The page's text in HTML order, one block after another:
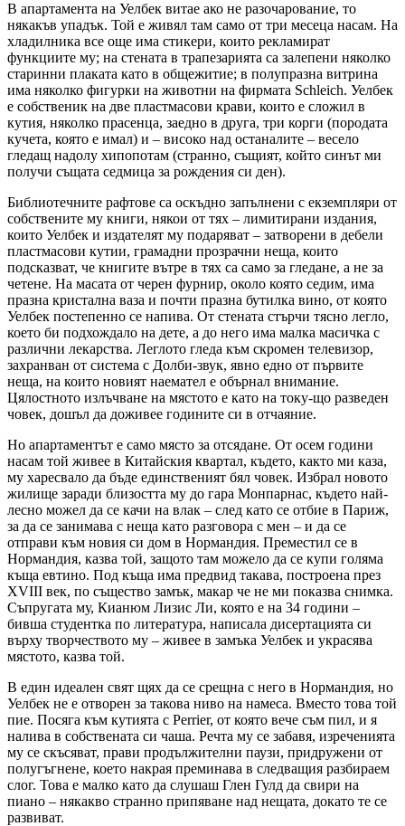
В апартамента на Уелбек витае ако не разочарование, то
някакъв упадък. Той е живял там само от три месеца насам. На
хладилника все още има стикери, които рекламират
функциите му; на стената в трапезарията са залепени няколко
старинни плаката като в общежитие; в полупразна витрина
има няколко фигурки на животни на фирмата Schleich. Уелбек
е собственик на две пластмасови крави, които е сложил в
кутия, няколко прасенца, заедно в друга, три корги (породата
кучета, която е имал) и – високо над останалите – весело
гледащ надолу хипопотам (странно, същият, който синът ми
получи същата седмица за рождения си ден).
Библиотечните рафтове са оскъдно запълнени с екземпляри от
собствените му книги, някои от тях – лимитирани издания,
които Уелбек и издателят му подаряват – затворени в дебели
пластмасови кутии, грамадни прозрачни неща, които
подсказват, че книгите вътре в тях са само за гледане, а не за
четене. На масата от черен фурнир, около която седим, има
празна кристална ваза и почти празна бутилка вино, от която
Уелбек постепенно се напива. От стената стърчи тясно легло,
което би подхождало на дете, а до него има малка масичка с
различни лекарства. Леглото гледа към скромен телевизор,
захранван от система с Долби-звук, явно едно от първите
неща, на които новият наемател е обърнал внимание.
Цялостното излъчване на мястото е като на току-що разведен
човек, дошъл да доживее годините си в отчаяние.
Но апартаментът е само място за отсядане. От осем години
насам той живее в Китайския квартал, където, както ми каза,
му харесвало да бъде единственият бял човек. Избрал новото
жилище заради близостта му до гара Монпарнас, където най-
лесно можел да се качи на влак – след като се отбие в Париж,
за да се занимава с неща като разговора с мен – и да се
отправи към новия си дом в Нормандия. Преместил се в
Нормандия, казва той, защото там можело да се купи голяма
къща евтино. Под къща има предвид такава, построена през
XVIII век, по същество замък, макар че не ми показва снимка.
Съпругата му, Кианюм Лизис Ли, която е на 34 години –
бивша студентка по литература, написала дисертацията си
върху творчеството му – живее в замъка Уелбек и украсява
мястото, казва той.
В един идеален свят щях да се срещна с него в Нормандия, но
Уелбек не е отворен за такова ниво на намеса. Вместо това той
пие. Посяга към кутията с Perrier, от която вече съм пил, и я
налива в собствената си чаша. Речта му се забавя, изреченията
му се скъсяват, прави продължителни паузи, придружени от
полугъгнене, което накрая преминава в следващия разбираем
слог. Това е малко като да слушаш Глен Гулд да свири на
пиано – някакво странно припяване над нещата, докато те се
развиват.